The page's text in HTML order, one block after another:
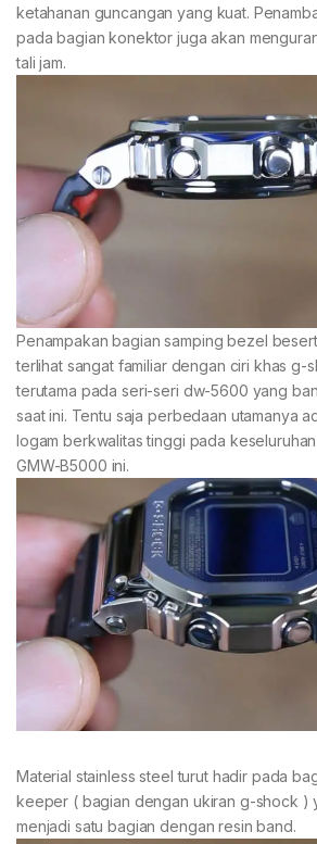
ketahanan guncangan yang kuat.
pada bagian konektor juga akan
tali jam.
Penampakan bagian samping bezel
terlihat sangat familiar dengan ciri khas g-
terutama pada seri-seri dw-5600 yang
saat ini. Tentu saja perbedaan utamanya
logam berkwalitas tinggi pada
GMW-B5000 ini.
Material stainless steel turut hadir pada
keeper ( bagian dengan ukiran g-shock )
menjadi satu bagian dengan resin band.